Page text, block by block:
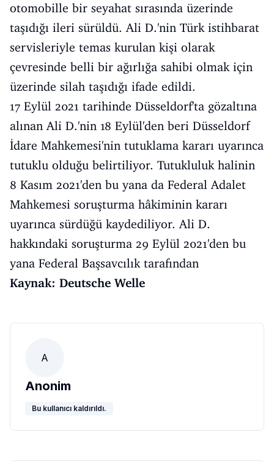
otomobille bir seyahat sırasında üzerinde
taşıdığı ileri sürüldü. Ali D.'nin Türk istihbarat
servisleriyle temas kurulan kişi olarak
çevresinde belli bir ağırlığa sahibi olmak için
üzerinde silah taşıdığı ifade edildi.
17 Eylül 2021 tarihinde Düsseldorf'ta gözaltına
alınan Ali D.'nin 18 Eylül'den beri Düsseldorf
İdare Mahkemesi'nin tutuklama kararı uyarınca
tutuklu olduğu belirtiliyor. Tutukluluk halinin
8 Kasım 2021'den bu yana da Federal Adalet
Mahkemesi soruşturma hâkiminin kararı
uyarınca sürdüğü kaydediliyor. Ali D.
hakkındaki soruşturma 29 Eylül 2021'den bu
yana Federal Başsavcılık tarafından
Kaynak: Deutsche Welle
A
Anonim
Bu kullanıcı kaldırıldı.